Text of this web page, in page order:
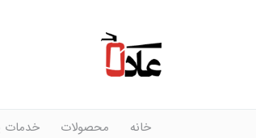
خانه محصولات خدمات